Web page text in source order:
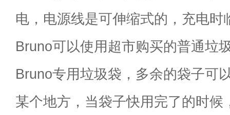
电，电源线是可伸缩式的，充电时
Bruno可以使用超市购买的普通垃
Bruno专用垃圾袋，多余的袋子可
某个地方，当袋子快用完了的时候